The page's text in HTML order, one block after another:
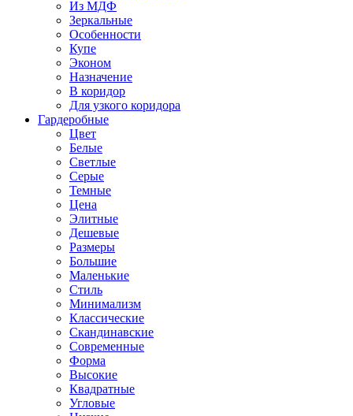
Из МДФ
Зеркальные
Особенности
Купе
Эконом
Назначение
В коридор
Для узкого коридора
Гардеробные
Цвет
Белые
Светлые
Серые
Темные
Цена
Элитные
Дешевые
Размеры
Большие
Маленькие
Стиль
Минимализм
Классические
Скандинавские
Современные
Форма
Высокие
Квадратные
Угловые